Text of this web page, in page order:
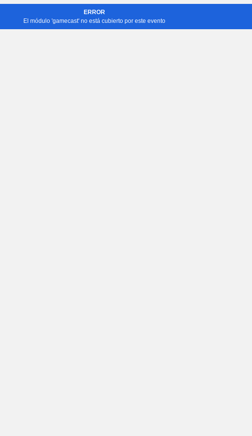
ERROR
El módulo 'gamecast' no está cubierto por este evento